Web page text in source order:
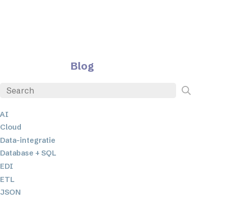
Blog
AI
Cloud
Data-integratie
Database + SQL
EDI
ETL
JSON